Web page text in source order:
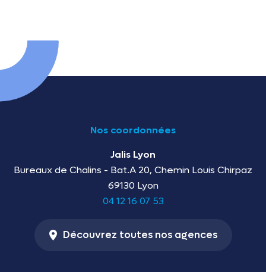
Nos coordonnées
Jalis Lyon
Bureaux de Chalins - Bat.A 20, Chemin Louis Chirpaz
69130 Lyon
04 12 16 07 53
Découvrez toutes nos agences